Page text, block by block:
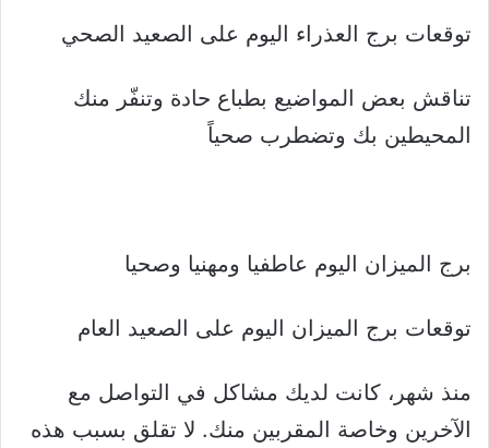
توقعات برج العذراء اليوم على الصعيد الصحي
تناقش بعض المواضيع بطباع حادة وتنفّر منك
المحيطين بك وتضطرب صحياً
برج الميزان اليوم عاطفيا ومهنيا وصحيا
توقعات برج الميزان اليوم على الصعيد العام
منذ شهر، كانت لديك مشاكل في التواصل مع
الآخرين وخاصة المقربين منك. لا تقلق بسبب هذه